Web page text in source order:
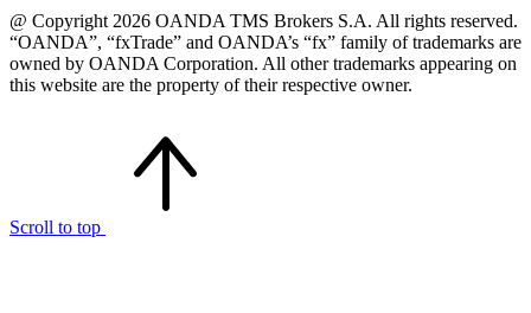
@ Copyright 2026 OANDA TMS Brokers S.A. All rights reserved.
“OANDA”, “fxTrade” and OANDA’s “fx” family of trademarks are
owned by OANDA Corporation. All other trademarks appearing on
this website are the property of their respective owner.
Scroll to top